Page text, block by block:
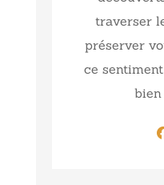
traverser
préserver
ce
bien